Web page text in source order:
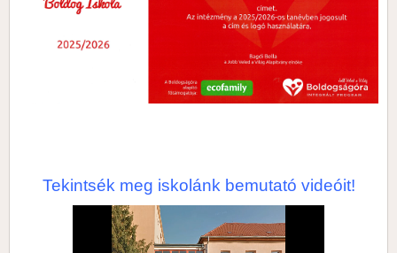
Tekintsék meg iskolánk bemutató videóit!